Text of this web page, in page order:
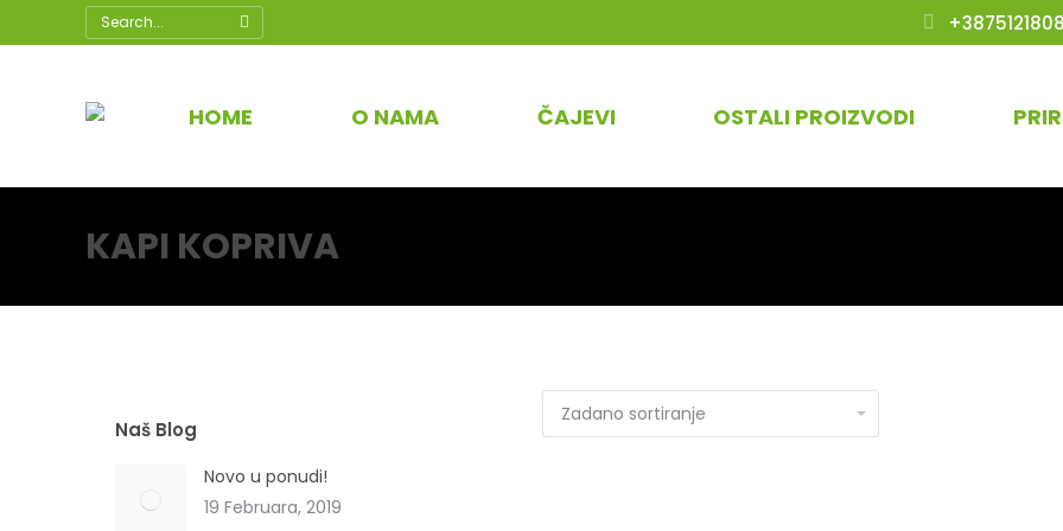
Search:
HOME O NAMA ČAJEVI OSTALI PROIZVODI
KAPI KOPRIVA
Naš Blog
Novo u ponudi!
19 Februara, 2019